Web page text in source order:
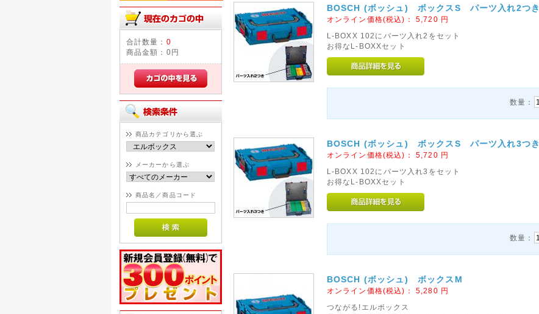
合計数量： 0
商品金額： 0円
商品カテゴリから選ぶ
メーカーから選ぶ
商品名／商品コード
BOSCH (ボッシュ) ボックスS パーツ入れ2つき
オンライン価格(税込)： 5,720 円
L-BOXX 102にパーツ入れ2をセット
お得なL-BOXXセット
数量：
BOSCH (ボッシュ) ボックスS パーツ入れ3つき
オンライン価格(税込)： 5,720 円
L-BOXX 102にパーツ入れ3をセット
お得なL-BOXXセット
数量：
BOSCH (ボッシュ) ボックスM
オンライン価格(税込)： 5,280 円
つながる!エルボックス